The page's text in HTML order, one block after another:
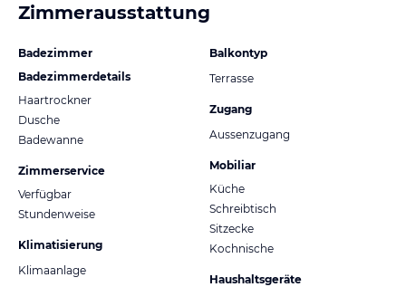
Zimmerausstattung
Badezimmer
Badezimmerdetails
Haartrockner
Dusche
Badewanne
Zimmerservice
Verfügbar
Stundenweise
Klimatisierung
Klimaanlage
Balkontyp
Terrasse
Zugang
Aussenzugang
Mobiliar
Küche
Schreibtisch
Sitzecke
Kochnische
Haushaltsgeräte